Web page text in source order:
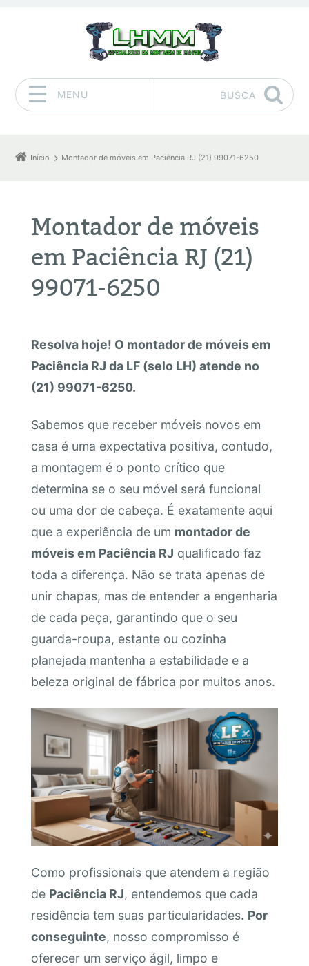
MENU BUSCA
Início Montador de móveis em Paciência RJ (21) 99071-6250
Montador de móveis
em Paciência RJ (21)
99071-6250
Resolva hoje! O montador de móveis em
Paciência RJ da LF (selo LH) atende no
(21) 99071-6250.
Sabemos que receber móveis novos em
casa é uma expectativa positiva, contudo,
a montagem é o ponto crítico que
determina se o seu móvel será funcional
ou uma dor de cabeça. É exatamente aqui
que a experiência de um montador de
móveis em Paciência RJ qualificado faz
toda a diferença. Não se trata apenas de
unir chapas, mas de entender a engenharia
de cada peça, garantindo que o seu
guarda-roupa, estante ou cozinha
planejada mantenha a estabilidade e a
beleza original de fábrica por muitos anos.
Como profissionais que atendem a região
de Paciência RJ, entendemos que cada
residência tem suas particularidades. Por
conseguinte, nosso compromisso é
oferecer um serviço ágil, limpo e